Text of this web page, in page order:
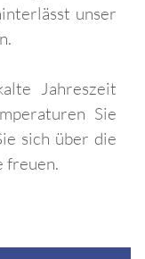
unser
Jahreszeit
Sie
sich über die
freuen.